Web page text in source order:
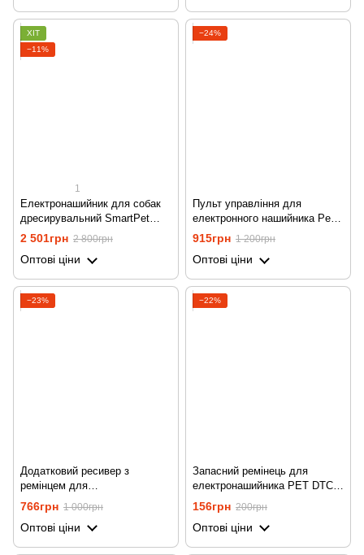
ХІТ
−11%
1
Електронашийник для собак
дресирувальний SmartPet
DTC-800-2, водостійкий, з 2
нашийниками
2 501грн 2 800грн
Оптові ціни
−24%
Пульт управління для
електронного нашийника Pet
DTC-800, на 433 мГц
915грн 1 200грн
Оптові ціни
−23%
Додатковий ресивер з
ремінцем для
електронашийника Pet DTC-
800 на 433 мГц,
766грн 1 000грн
Оптові ціни
−22%
Запасний ремінець для
електронашийника PET DTC-
800, Чорний
156грн 200грн
Оптові ціни